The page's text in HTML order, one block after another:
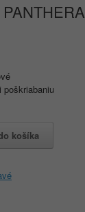
poškriabaniu
košíka